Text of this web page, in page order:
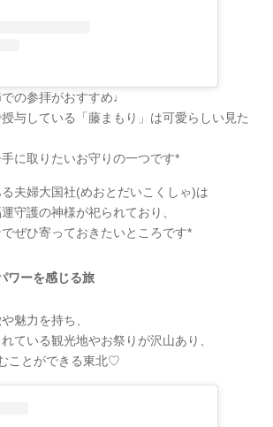
の参拝がおすすめ♩
与している「藤まもり」は可愛らしい見た
に取りたいお守りの一つです*
夫婦大国社(めおとだいこくしゃ)は
守護の神様が祀られており、
ぜひ寄っておきたいところです*
ワーを感じる旅
魅力を持ち、
ている観光地やお祭りが沢山あり、
ことができる東北♡